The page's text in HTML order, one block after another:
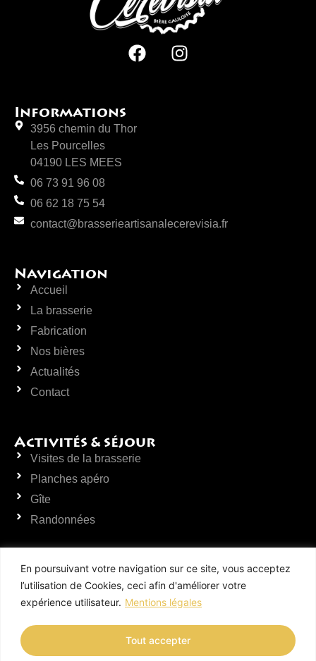
En poursuivant votre navigation sur ce site, vous acceptez
l’utilisation de Cookies, ceci afin d'améliorer votre
expérience utilisateur. Mentions légales
Tout accepter
Informations
3956 chemin du Thor
Les Pourcelles
04190 LES MEES
06 73 91 96 08
06 62 18 75 54
contact@brasserieartisanalecerevisia.fr
Navigation
Accueil
La brasserie
Fabrication
Nos bières
Actualités
Contact
Activités & séjour
Visites de la brasserie
Planches apéro
Gîte
Randonnées
Vente sur place & Visite de la
brasserie
Lundi, mercredi & vendredi